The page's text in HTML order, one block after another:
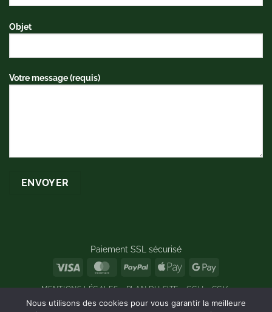
Objet
Votre message (requis)
Paiement SSL sécurisé
Visa
MasterCardPayPal Apple
Google
MENTIONS LÉGALES PLAN DU SITE CGU
CGV
POLITIQUE DE REMBOURSEMENTS ET DE RETOURS
Nous utilisons des cookies pour vous garantir la meilleure